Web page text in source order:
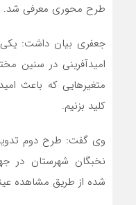
طرح محوری معرفی شد.
جعفری بیان داشت: یکی
امیدآفرینی در سنین
متغیرهایی که باعث
کلید بزنیم.
وی گفت: طرح دوم
نخبگان شهرستان
شده از طریق مشاهده